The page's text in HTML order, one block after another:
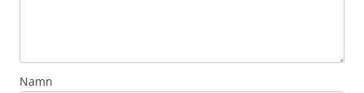
Namn